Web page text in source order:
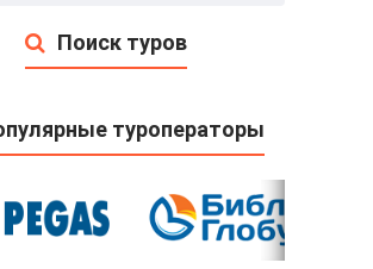
Поиск туров
туроператоры